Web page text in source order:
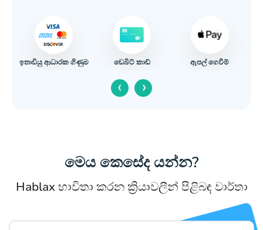
ඉතාඩියු ආධාරක ගිණුම ඩෙබිට් කාඩ් ඇපල් ගෙවීම්
‹ ›
මෙය කෙසේද යන්න?
Hablax භාවිතා කරන ක්‍රියාවලීන් පිළිබඳ වාර්තා